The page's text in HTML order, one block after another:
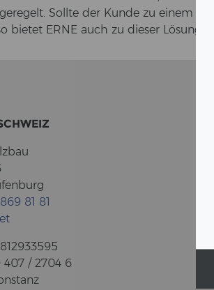
Soll­te der Kunde zu einem
bie­tet ERNE auch zu die­ser Lö­sung
81 81
407 / 2704 6